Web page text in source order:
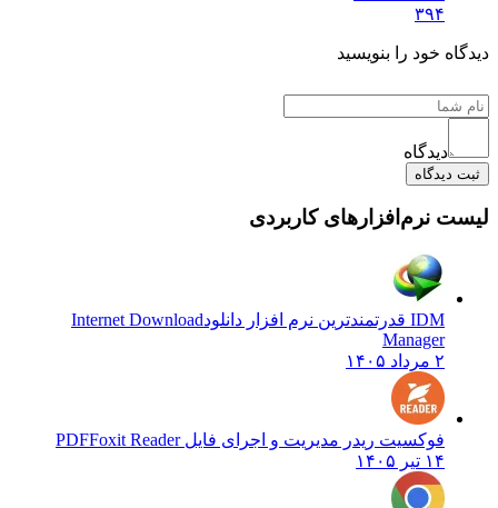
۳۹۴
دیدگاه خود را بنویسید
دیدگاه
ثبت دیدگاه
لیست نرم‌افزارهای کاربردی
IDM قدرتمندترین نرم افزار دانلود
Internet Download
Manager
۲ مرداد ۱۴۰۵
فوکسیت ریدر مدیریت و اجرای فایل PDFFoxit Reader
۱۴ تیر ۱۴۰۵